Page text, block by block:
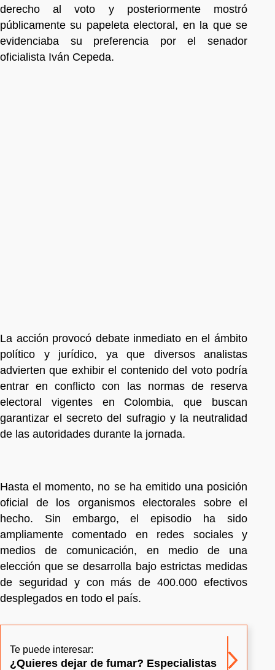
derecho al voto y posteriormente mostró
públicamente su papeleta electoral, en la que se
evidenciaba su preferencia por el senador
oficialista Iván Cepeda.
La acción provocó debate inmediato en el ámbito
político y jurídico, ya que diversos analistas
advierten que exhibir el contenido del voto podría
entrar en conflicto con las normas de reserva
electoral vigentes en Colombia, que buscan
garantizar el secreto del sufragio y la neutralidad
de las autoridades durante la jornada.
Hasta el momento, no se ha emitido una posición
oficial de los organismos electorales sobre el
hecho. Sin embargo, el episodio ha sido
ampliamente comentado en redes sociales y
medios de comunicación, en medio de una
elección que se desarrolla bajo estrictas medidas
de seguridad y con más de 400.000 efectivos
desplegados en todo el país.
Te puede interesar:
¿Quieres dejar de fumar? Especialistas